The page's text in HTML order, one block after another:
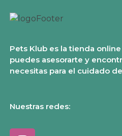
Pets Klub es la tienda
puedes asesorarte y
necesitas para el cuidado
Nuestras redes: